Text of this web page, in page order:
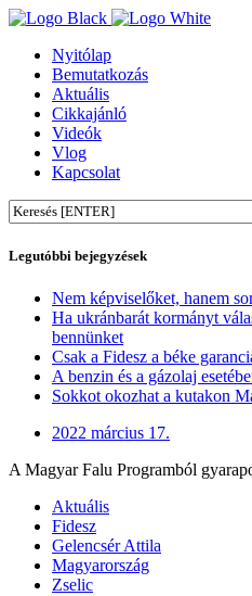
Nyitólap
Bemutatkozás
Aktuális
Cikkajánló
Videók
Vlog
Kapcsolat
Legutóbbi bejegyzések
Nem képviselőket, hanem
Ha ukránbarát kormányt
bennünket
Csak a Fidesz a béke
A benzin és a gázolaj
Sokkot okozhat a kutakon
2022 március 17.
A Magyar Falu Programból
Aktuális
Fidesz
Gelencsér Attila
Magyarország
Zselic